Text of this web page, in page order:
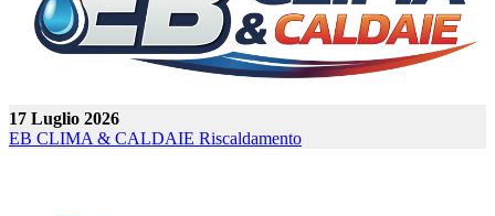
17 Luglio 2026
EB CLIMA & CALDAIE Riscaldamento